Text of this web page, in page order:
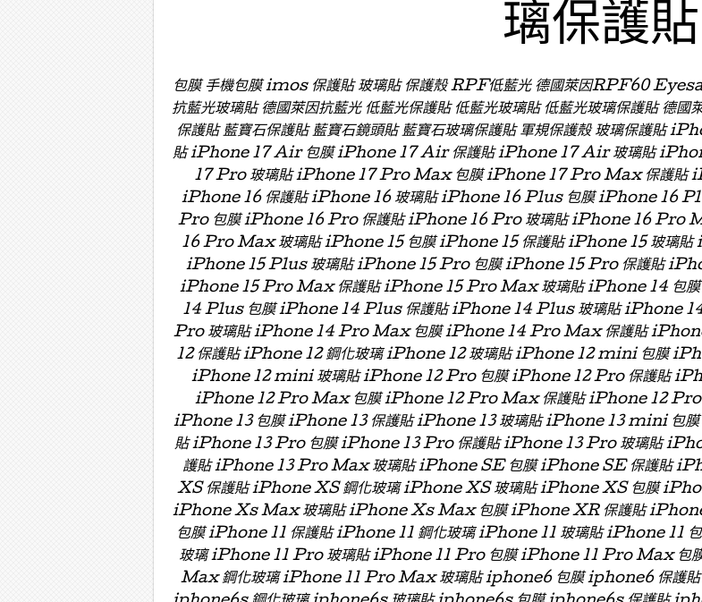
璃保護貼
包膜 手機包膜 imos 保護貼 玻璃貼 保護殼 RPF低藍光 德國萊因RPF60
抗藍光玻璃貼 德國萊因抗藍光 低藍光保護貼 低藍光玻璃貼 低藍光玻璃保護貼 德國
保護貼 藍寶石保護貼 藍寶石鏡頭貼 藍寶石玻璃保護貼 軍規保護殼 玻璃保護
貼 iPhone 17 Air 包膜 iPhone 17 Air 保護貼 iPhone 17 Air 玻璃貼
17 Pro 玻璃貼 iPhone 17 Pro Max 包膜 iPhone 17 Pro Max 保護貼
iPhone 16 保護貼 iPhone 16 玻璃貼 iPhone 16 Plus 包膜 iPhone 16
Pro 包膜 iPhone 16 Pro 保護貼 iPhone 16 Pro 玻璃貼 iPhone 16 Pro
16 Pro Max 玻璃貼 iPhone 15 包膜 iPhone 15 保護貼 iPhone 15 玻璃
iPhone 15 Plus 玻璃貼 iPhone 15 Pro 包膜 iPhone 15 Pro 保護貼
iPhone 15 Pro Max 保護貼 iPhone 15 Pro Max 玻璃貼 iPhone 14 包
14 Plus 包膜 iPhone 14 Plus 保護貼 iPhone 14 Plus 玻璃貼 iPhone
Pro 玻璃貼 iPhone 14 Pro Max 包膜 iPhone 14 Pro Max 保護貼
12 保護貼 iPhone 12 鋼化玻璃 iPhone 12 玻璃貼 iPhone 12 mini 包膜
iPhone 12 mini 玻璃貼 iPhone 12 Pro 包膜 iPhone 12 Pro 保護貼
iPhone 12 Pro Max 包膜 iPhone 12 Pro Max 保護貼 iPhone 12
iPhone 13 包膜 iPhone 13 保護貼 iPhone 13 玻璃貼 iPhone 13 mini 包
貼 iPhone 13 Pro 包膜 iPhone 13 Pro 保護貼 iPhone 13 Pro 玻璃貼
護貼 iPhone 13 Pro Max 玻璃貼 iPhone SE 包膜 iPhone SE 保護貼
XS 保護貼 iPhone XS 鋼化玻璃 iPhone XS 玻璃貼 iPhone XS 包膜
iPhone Xs Max 玻璃貼 iPhone Xs Max 包膜 iPhone XR 保護貼
包膜 iPhone 11 保護貼 iPhone 11 鋼化玻璃 iPhone 11 玻璃貼 iPhone 11
玻璃 iPhone 11 Pro 玻璃貼 iPhone 11 Pro 包膜 iPhone 11 Pro Max
Max 鋼化玻璃 iPhone 11 Pro Max 玻璃貼 iphone6 包膜 iphone6 保護貼